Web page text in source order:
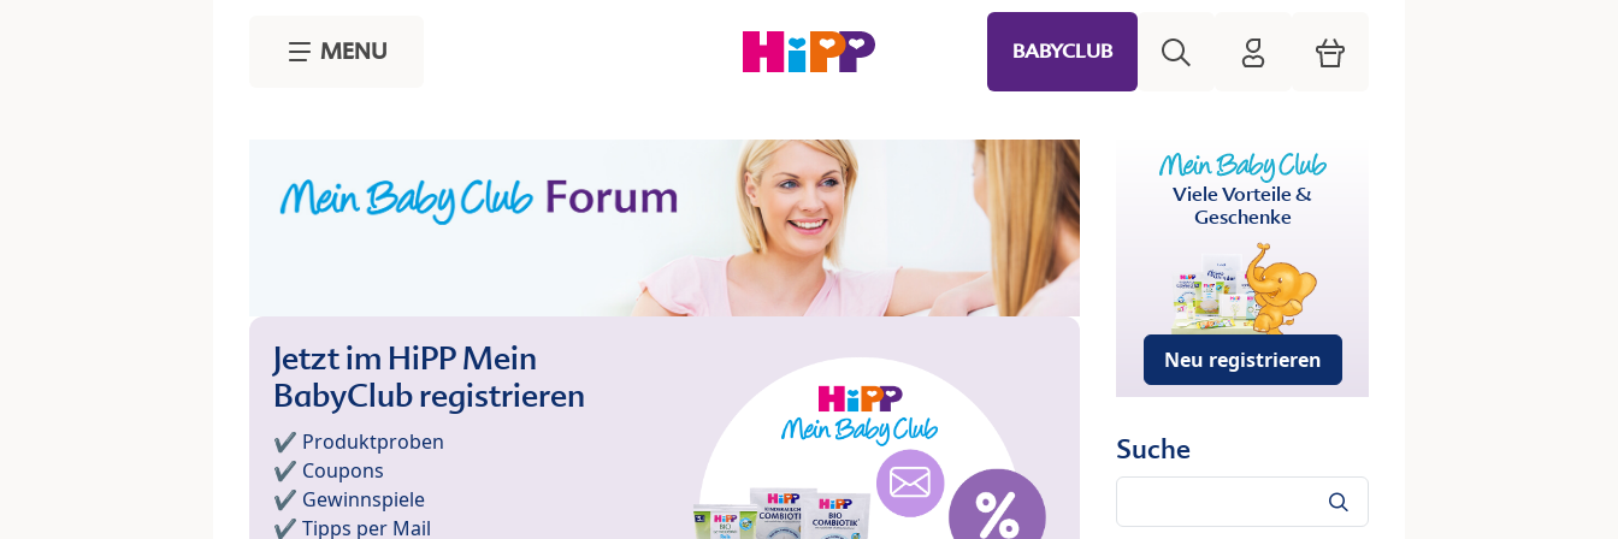
MENU BABYCLUB HiPP Mein Babyclub
Warenkorb
Jetzt im HiPP Mein
BabyClub registrieren
✔️ Produktproben
✔️ Coupons
✔️ Gewinnspiele
✔️ Tipps per Mail
Viele Vorteile &
Geschenke
Neu registrieren
Suche